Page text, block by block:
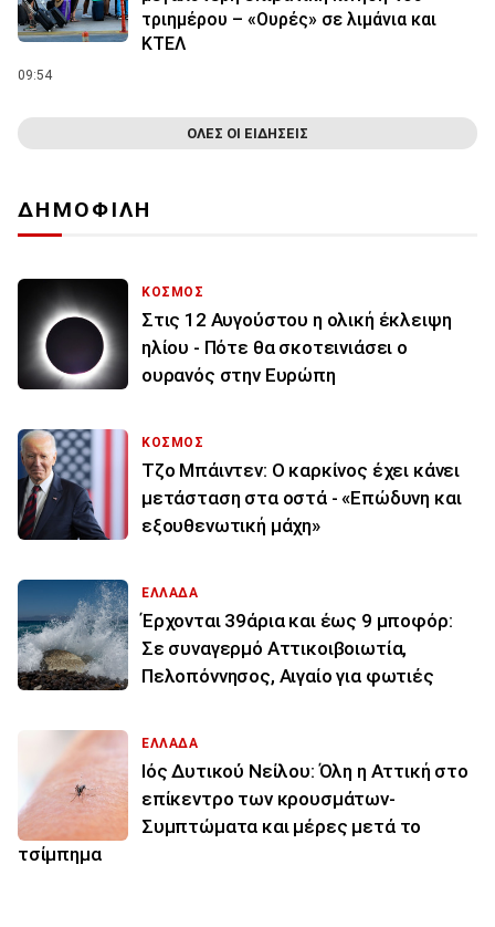
τριημέρου – «Ουρές» σε λιμάνια και
ΚΤΕΛ
09:54
ΟΛΕΣ ΟΙ ΕΙΔΗΣΕΙΣ
ΔΗΜΟΦΙΛΗ
ΚΟΣΜΟΣ
Στις 12 Αυγούστου η ολική έκλειψη
ηλίου - Πότε θα σκοτεινιάσει ο
ουρανός στην Ευρώπη
ΚΟΣΜΟΣ
Τζο Μπάιντεν: Ο καρκίνος έχει κάνει
μετάσταση στα οστά - «Επώδυνη και
εξουθενωτική μάχη»
ΕΛΛΑΔΑ
Έρχονται 39άρια και έως 9 μποφόρ:
Σε συναγερμό Αττικοιβοιωτία,
Πελοπόννησος, Αιγαίο για φωτιές
ΕΛΛΑΔΑ
Ιός Δυτικού Νείλου: Όλη η Αττική στο
επίκεντρο των κρουσμάτων-
Συμπτώματα και μέρες μετά το
τσίμπημα